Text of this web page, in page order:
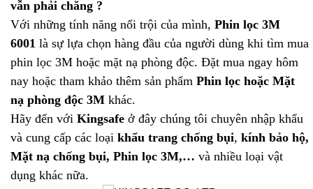
vẫn phải chăng ?
Với những tính năng nổi trội của mình, Phin lọc 3M
6001 là sự lựa chọn hàng đầu của người dùng khi tìm mua
phin lọc 3M hoặc mặt nạ phòng độc. Đặt mua ngay hôm
nay hoặc tham khảo thêm sản phẩm Phin lọc hoặc Mặt
nạ phòng độc 3M khác.
Hãy đến với Kingsafe ở đây chúng tôi chuyên nhập khẩu
và cung cấp các loại khẩu trang chống bụi, kính bảo hộ,
Mặt nạ chống bụi, Phin lọc 3M,… và nhiều loại vật
dụng khác nữa.